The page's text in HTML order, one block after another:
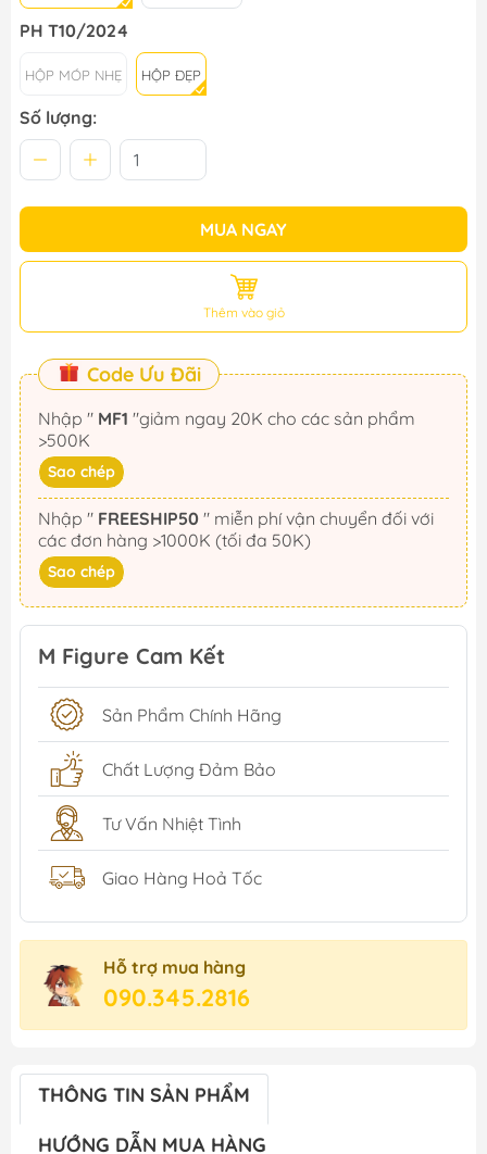
PH T10/2024
HỘP MÓP NHẸ HỘP ĐẸP
Số lượng:
MUA NGAY
Thêm vào giỏ
Code Ưu Đãi
Nhập " MF1
>500K
Sao chép
Nhập " FREESHIP50
các đơn hàng >1000K (tối đa 50K)
Sao chép
M Figure Cam Kết
Sản Phẩm Chính Hãng
Chất Lượng Đảm Bảo
Tư Vấn Nhiệt Tình
Giao Hàng Hoả Tốc
Hỗ trợ mua hàng
090.345.2816
THÔNG TIN SẢN PHẨM
HƯỚNG DẪN MUA HÀNG